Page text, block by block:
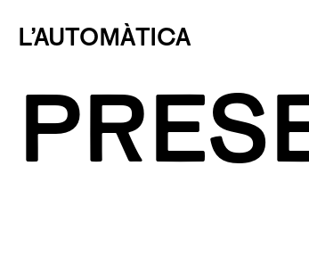
L’AUTOMÀTICA